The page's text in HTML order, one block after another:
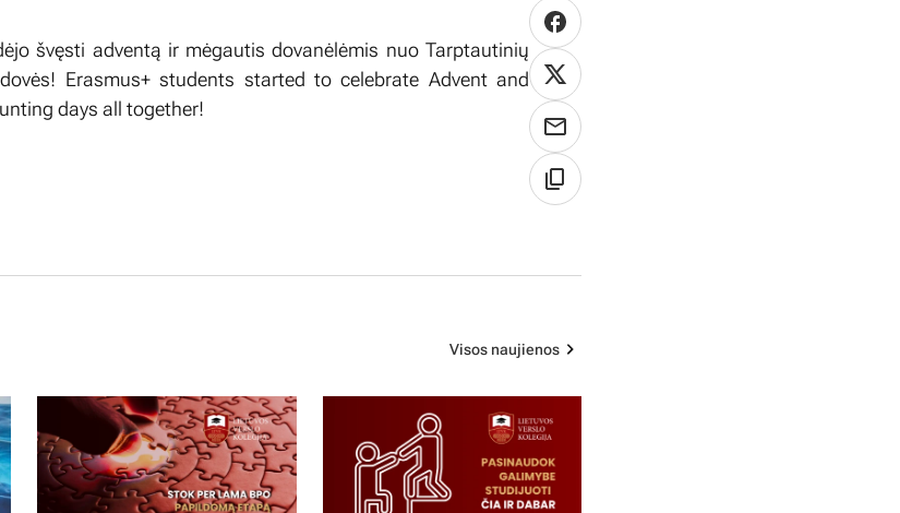
švęsti adventą ir mėgautis dovanėlėmis nuo Tarptautinių
Erasmus+ students started to celebrate Advent and
days all together!
Visos naujienos